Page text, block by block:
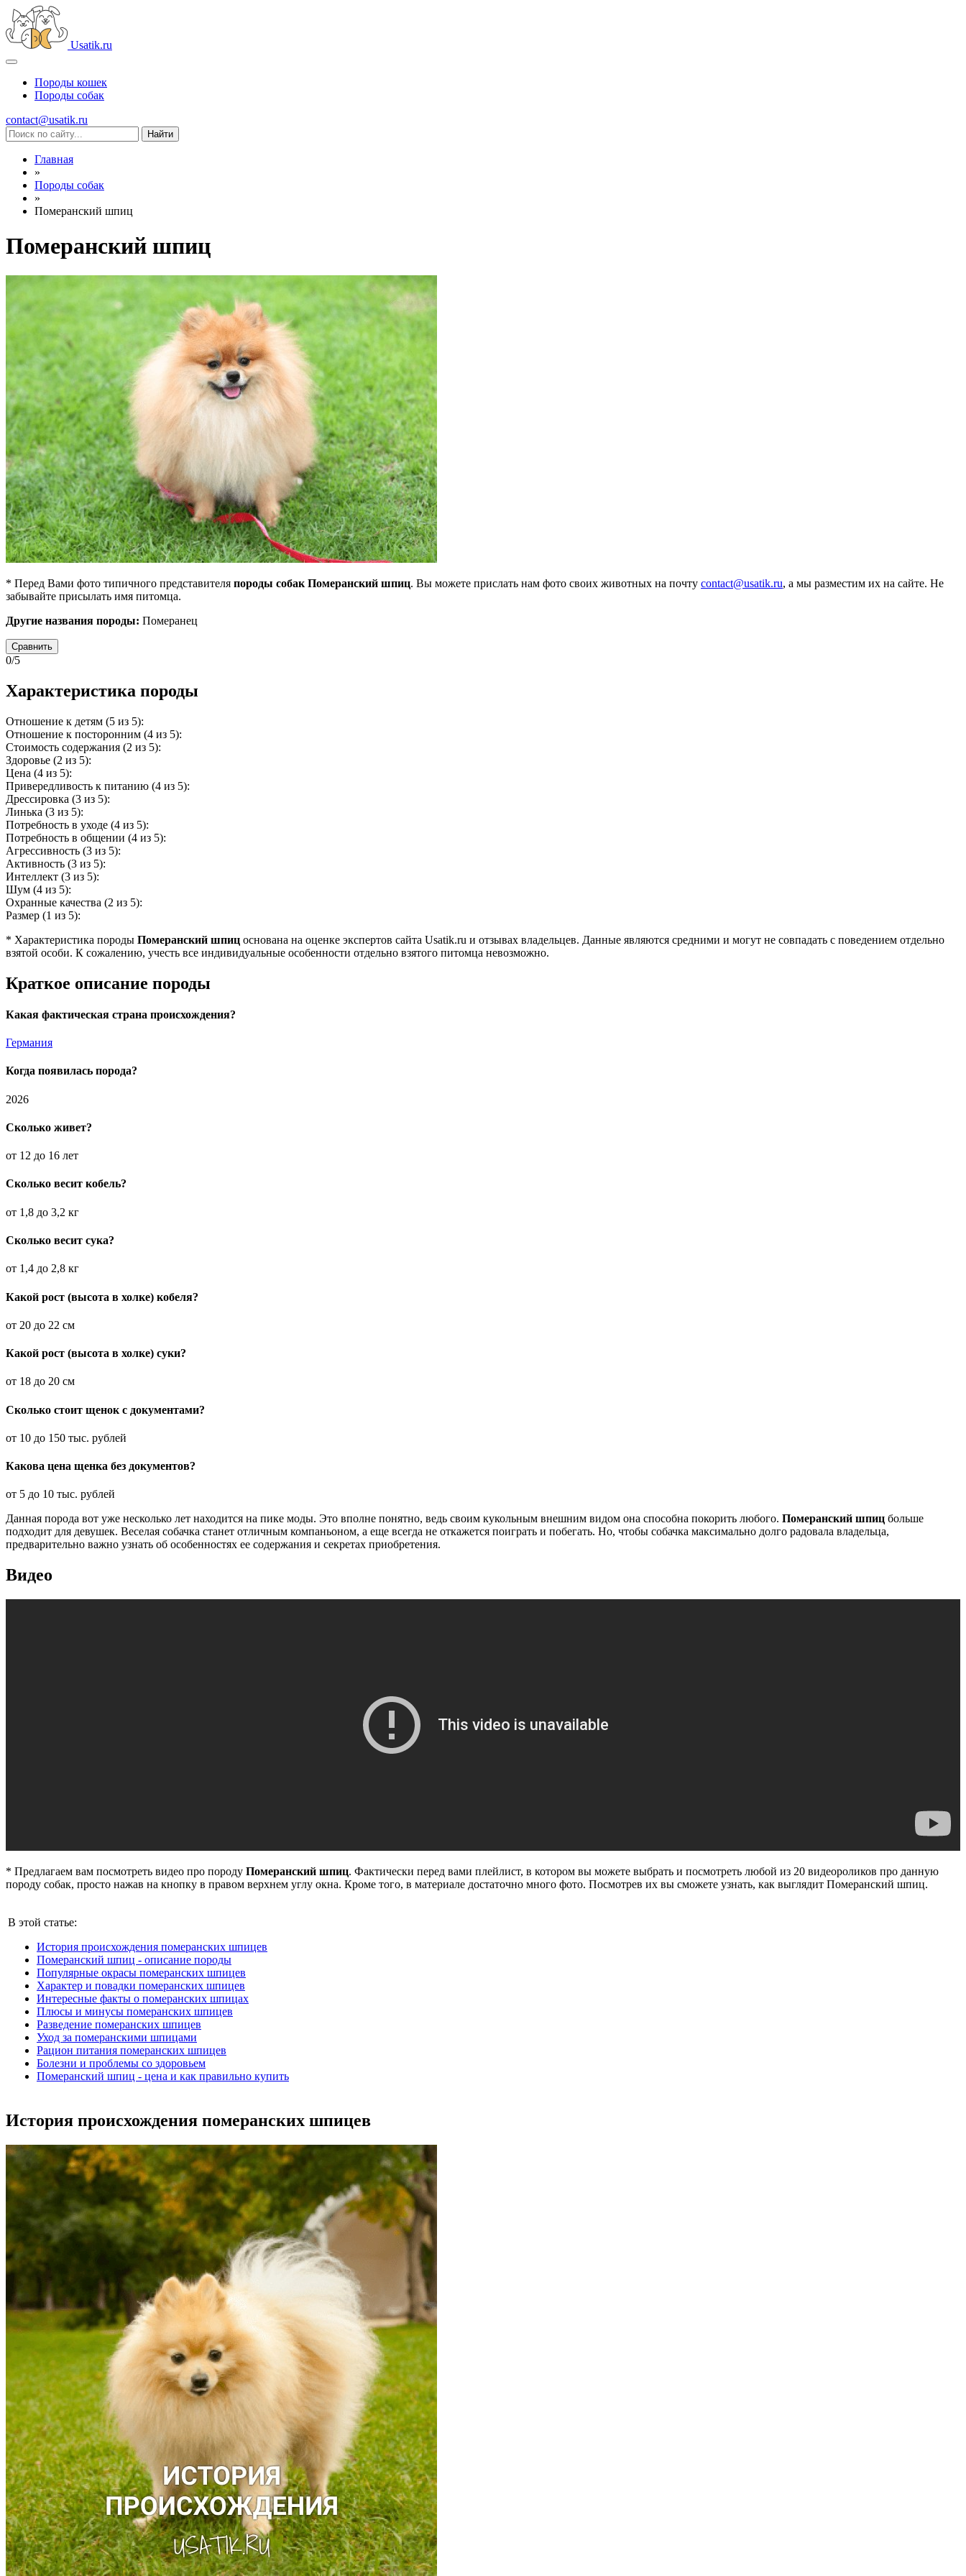
Usatik.ru
Породы кошек
Породы собак
contact@usatik.ru
Главная
»
Породы собак
»
Померанский шпиц
Померанский шпиц
* Перед Вами фото типичного представителя породы собак Померанский шпиц. Вы можете прислать нам фото своих животных на почту contact@usatik.ru, а мы разместим их на сайте. Не
забывайте присылать имя питомца.
Другие названия породы: Померанец
Сравнить
0/5
Характеристика породы
Отношение к детям (5 из 5):
Отношение к посторонним (4 из 5):
Стоимость содержания (2 из 5):
Здоровье (2 из 5):
Цена (4 из 5):
Привередливость к питанию (4 из 5):
Дрессировка (3 из 5):
Линька (3 из 5):
Потребность в уходе (4 из 5):
Потребность в общении (4 из 5):
Агрессивность (3 из 5):
Активность (3 из 5):
Интеллект (3 из 5):
Шум (4 из 5):
Охранные качества (2 из 5):
Размер (1 из 5):
* Характеристика породы Померанский шпиц основана на оценке экспертов сайта Usatik.ru и отзывах владельцев. Данные являются средними и могут не совпадать с поведением отдельно
взятой особи. К сожалению, учесть все индивидуальные особенности отдельно взятого питомца невозможно.
Краткое описание породы
Какая фактическая страна происхождения?
Германия
Когда появилась порода?
2026
Сколько живет?
от 12 до 16 лет
Сколько весит кобель?
от 1,8 до 3,2 кг
Сколько весит сука?
от 1,4 до 2,8 кг
Какой рост (высота в холке) кобеля?
от 20 до 22 см
Какой рост (высота в холке) суки?
от 18 до 20 см
Сколько стоит щенок с документами?
от 10 до 150 тыс. рублей
Какова цена щенка без документов?
от 5 до 10 тыс. рублей
Данная порода вот уже несколько лет находится на пике моды. Это вполне понятно, ведь своим кукольным внешним видом она способна покорить любого. Померанский шпиц больше
подходит для девушек. Веселая собачка станет отличным компаньоном, а еще всегда не откажется поиграть и побегать. Но, чтобы собачка максимально долго радовала владельца,
предварительно важно узнать об особенностях ее содержания и секретах приобретения.
Видео
* Предлагаем вам посмотреть видео про породу Померанский шпиц. Фактически перед вами плейлист, в котором вы можете выбрать и посмотреть любой из 20 видеороликов про данную
породу собак, просто нажав на кнопку в правом верхнем углу окна. Кроме того, в материале достаточно много фото. Посмотрев их вы сможете узнать, как выглядит Померанский шпиц.
В этой статье:
История происхождения померанских шпицев
Померанский шпиц - описание породы
Популярные окрасы померанских шпицев
Характер и повадки померанских шпицев
Интересные факты о померанских шпицах
Плюсы и минусы померанских шпицев
Разведение померанских шпицев
Уход за померанскими шпицами
Рацион питания померанских шпицев
Болезни и проблемы со здоровьем
Померанский шпиц - цена и как правильно купить
История происхождения померанских шпицев